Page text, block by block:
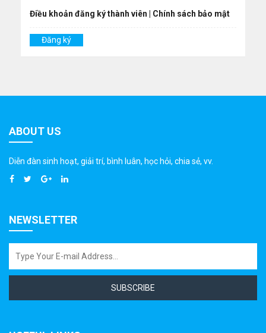
Điều khoản đăng ký thành viên
Chính sách bảo mật
Đăng ký
ABOUT US
Diễn đàn sinh hoạt, giải trí, bình luân, học hỏi, chia sẻ, vv.
NEWSLETTER
SUBSCRIBE